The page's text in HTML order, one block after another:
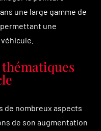
une large gamme de
une
de nombreux aspects
de son augmentation